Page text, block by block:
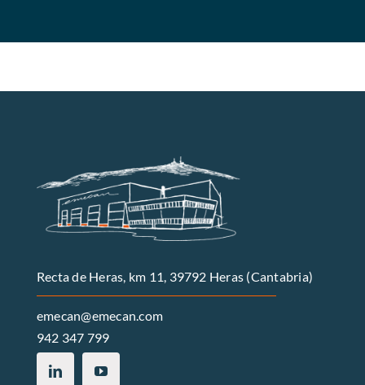
Recta de Heras, km 11, 39792 Heras (Cantabria)
emecan@emecan.com
942 347 799